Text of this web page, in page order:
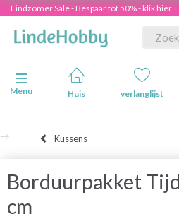
Eindzomer Sale - Bespaar tot 50% - klik hier
Navigatie in-/uitschakelen
Menu
Huis verlanglijst
Kussens
Borduurpakket
cm